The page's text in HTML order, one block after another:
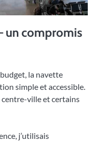
un compromis
la navette
simple et accessible.
centre-ville et certains
j’utilisais